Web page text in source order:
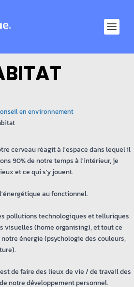
en environnement
cerveau réagit à l'espace dans lequel il
90% de notre temps à l'intérieur, je
et ce qui s'y jouent.
au fonctionnel.
pollutions technologiques et telluriques
visuelles (home organising), et tout ce
énergie (psychologie des couleurs,
de faire des lieux de vie / de travail des
notre développement personnel.